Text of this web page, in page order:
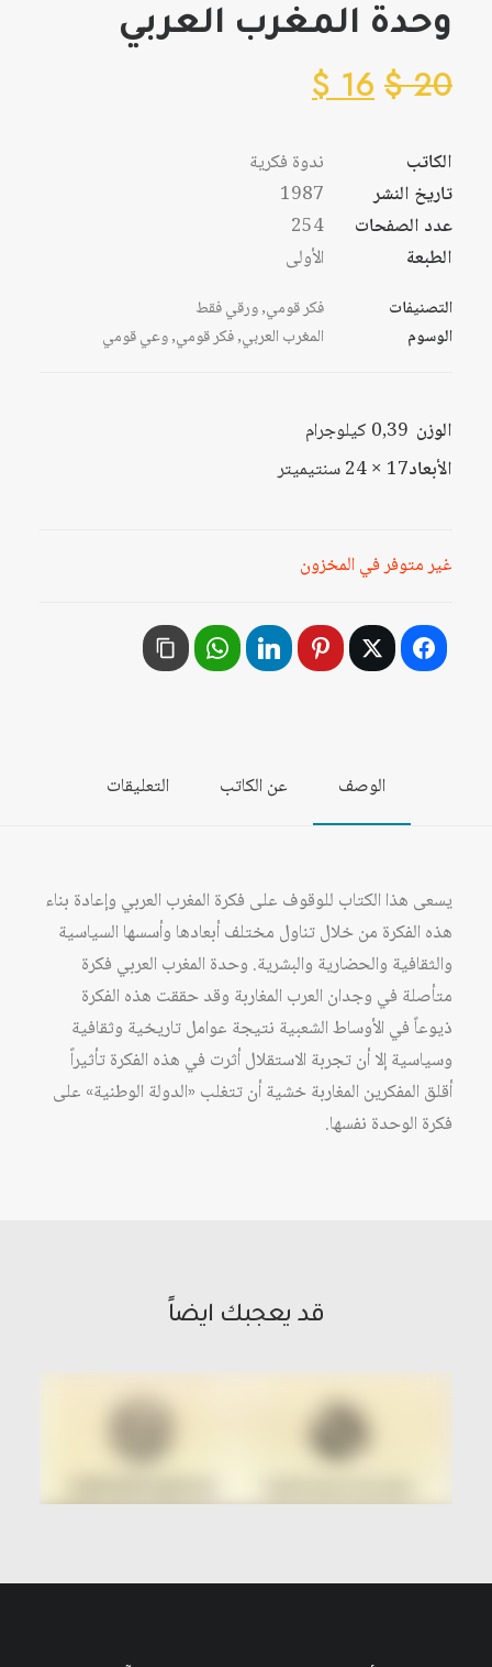
وحدة المغرب العربي
20
$
16
$
الكاتب
ندوة فكرية
تاريخ النشر
1987
عدد الصفحات
254
الطبعة
الأولى
التصنيفات فكر قومي,ورقي فقط
الوسوم
المغرب العربي,فكر قومي,وعي قومي
الوزن 0,39 كيلوجرام
الأبعاد17 × 24 سنتيميتر
غير متوفر في المخزون
الوصف عن الكاتب التعليقات
يسعى هذا الكتاب للوقوف على فكرة المغرب العربي وإعادة بناء
هذه الفكرة من خلال تناول مختلف أبعادها وأسسها السياسية
والثقافية والحضارية والبشرية. وحدة المغرب العربي فكرة
متأصلة في وجدان العرب المغاربة وقد حققت هذه الفكرة
ذيوعاً في الأوساط الشعبية نتيجة عوامل تاريخية وثقافية
وسياسية إلا أن تجربة الاستقلال أثرت في هذه الفكرة تأثيراً
أقلق المفكرين المغاربة خشية أن تتغلب «الدولة الوطنية» على
فكرة الوحدة نفسها.
قد يعجبك ايضاً